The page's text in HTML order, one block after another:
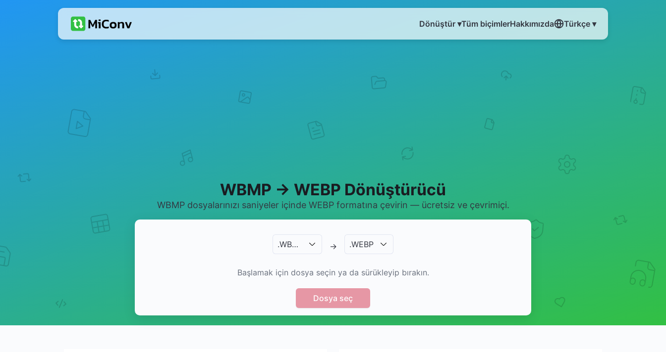
Dönüştür ▾Tüm biçimlerHakkımızda Türkçe ▾
WBMP → WEBP Dönüştürücü
WBMP dosyalarınızı saniyeler içinde WEBP formatına çevirin — ücretsiz ve çevrimiçi.
.WBMP → .WEBP
Başlamak için dosya seçin ya da sürükleyip bırakın.
Dosya seç